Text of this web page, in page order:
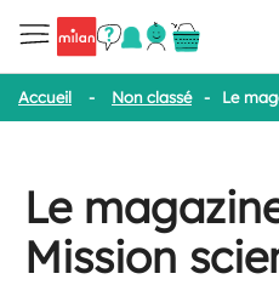
Accueil - Non classé - Le
Le
Mission